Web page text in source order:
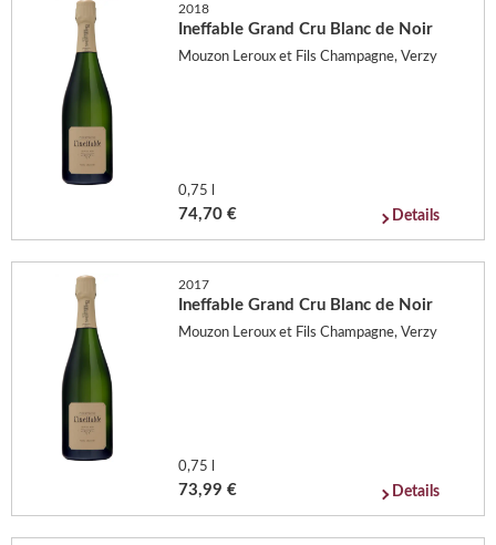
2018
Ineffable Grand Cru Blanc de Noir
Mouzon Leroux et Fils Champagne, Verzy
0,75 l
74,70 € Details
2017
Ineffable Grand Cru Blanc de Noir
Mouzon Leroux et Fils Champagne, Verzy
0,75 l
73,99 € Details